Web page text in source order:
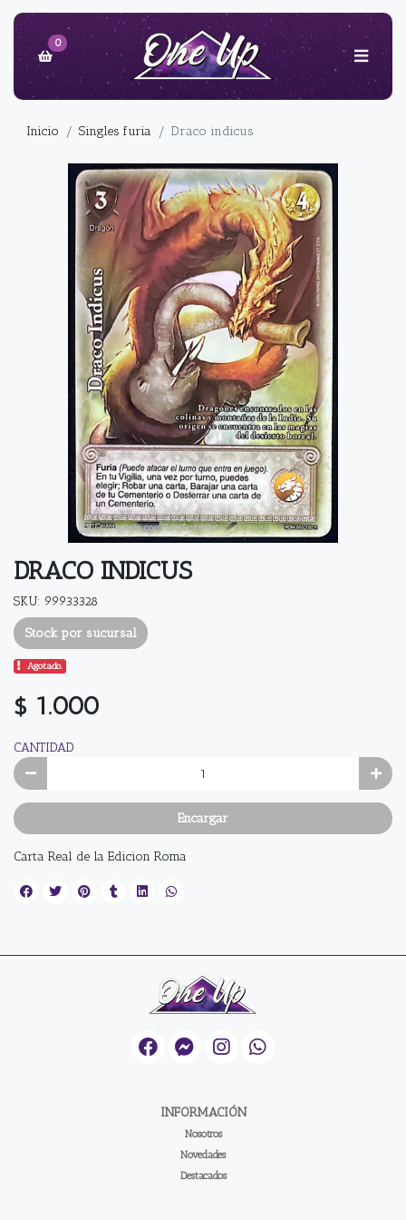
0
Inicio Singles furia Draco indicus
DRACO INDICUS
SKU: 99933328
Stock por sucursal
Agotado.
$ 1.000
CANTIDAD
Encargar
Carta Real de la Edicion Roma
INFORMACIÓN
Nosotros
Novedades
Destacados